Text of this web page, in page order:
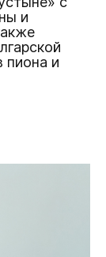
и
пиона и